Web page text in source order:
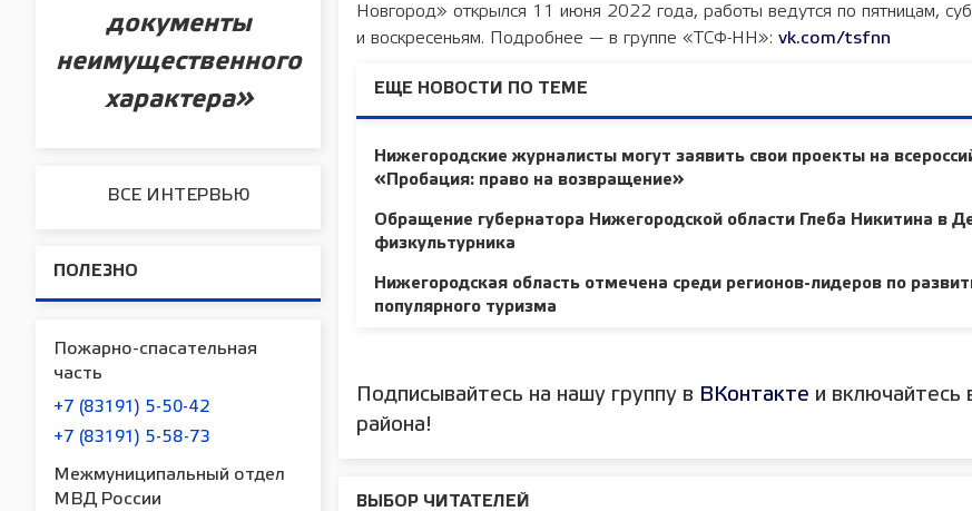
документы
неимущественного
характера»
ВСЕ ИНТЕРВЬЮ
ПОЛЕЗНО
Пожарно-спасательная
часть
+7 (83191) 5-50-42
+7 (83191) 5-58-73
Межмуниципальный отдел
МВД России
Новгород» открылся 11 июня 2022 года, работы ведутся по пятницам,
и воскресеньям. Подробнее — в группе «ТСФ-НН»: vk.com/tsfnn
ЕЩЕ НОВОСТИ ПО ТЕМЕ
Нижегородские журналисты могут заявить свои проекты на
«Пробация: право на возвращение»
Обращение губернатора Нижегородской области Глеба Никитина в
физкультурника
Нижегородская область отмечена среди регионов-лидеров по
популярного туризма
Подписывайтесь на нашу группу в ВКонтакте и включайтесь
района!
ВЫБОР ЧИТАТЕЛЕЙ